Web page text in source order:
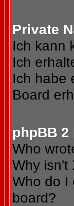
Private
Ich kann
Ich
Ich habe
Board
phpBB 2
Who
Why isn't
Who do I
board?